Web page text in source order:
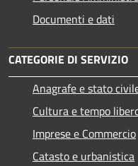
Documenti e dati
CATEGORIE DI SERVIZIO
Anagrafe e stato
Cultura e tempo
Imprese e Commercio
Catasto e urbanistica